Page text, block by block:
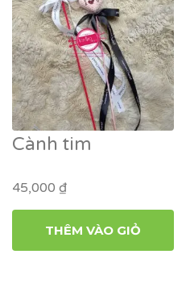
Cành tim
45,000 ₫
THÊM VÀO GIỎ